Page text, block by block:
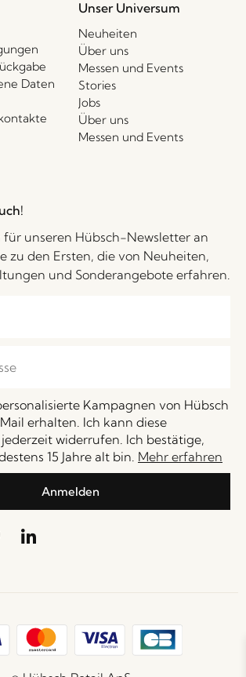
Daten
Unser Universum
Neuheiten
Über uns
Messen und Events
Stories
Jobs
Über uns
Messen und Events
für unseren Hübsch-Newsletter an
zu den Ersten, die von Neuheiten,
und Sonderangebote erfahren.
Kampagnen von Hübsch
erhalten. Ich kann diese
widerrufen. Ich bestätige,
15 Jahre alt bin. Mehr erfahren
Anmelden